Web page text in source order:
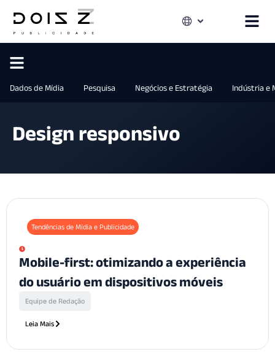
Dados de Mídia Pesquisa Negócios e Estratégia Indústria e
Design responsivo
Tendências de Mídia e Publicidade
Mobile-first: otimizando a experiência
do usuário em dispositivos móveis
Equipe de Redação
Leia Mais